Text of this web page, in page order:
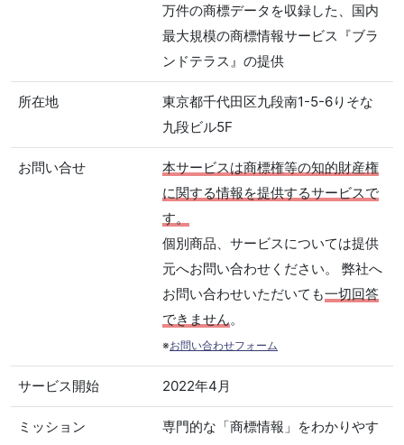
万件の商標データを収録した、国内
最大規模の商標情報サービス『ブラ
ンドテラス』の提供
所在地
東京都千代田区九段南1-5-6りそな
九段ビル5F
お問い合せ
本サービスは商標権等の知的財産権
に関する情報を提供するサービスで
す。
個別商品、サービスについては提供
元へお問い合わせください。 弊社へ
お問い合わせいただいても一切回答
できません。
※お問い合わせフォーム
サービス開始 2022年4月
ミッション
専門的な「商標情報」をわかりやす